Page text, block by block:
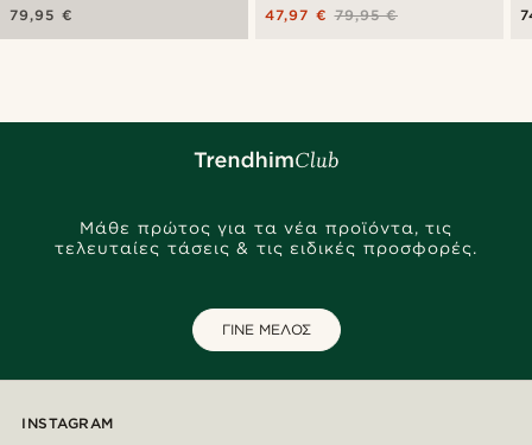
79,95 € 79,95 €
47,97 €
Μάθε πρώτος για τα νέα προϊόντα, τις
τελευταίες τάσεις & τις ειδικές προσφορές.
ΓΙΝΕ ΜΕΛΟΣ
INSTAGRAM